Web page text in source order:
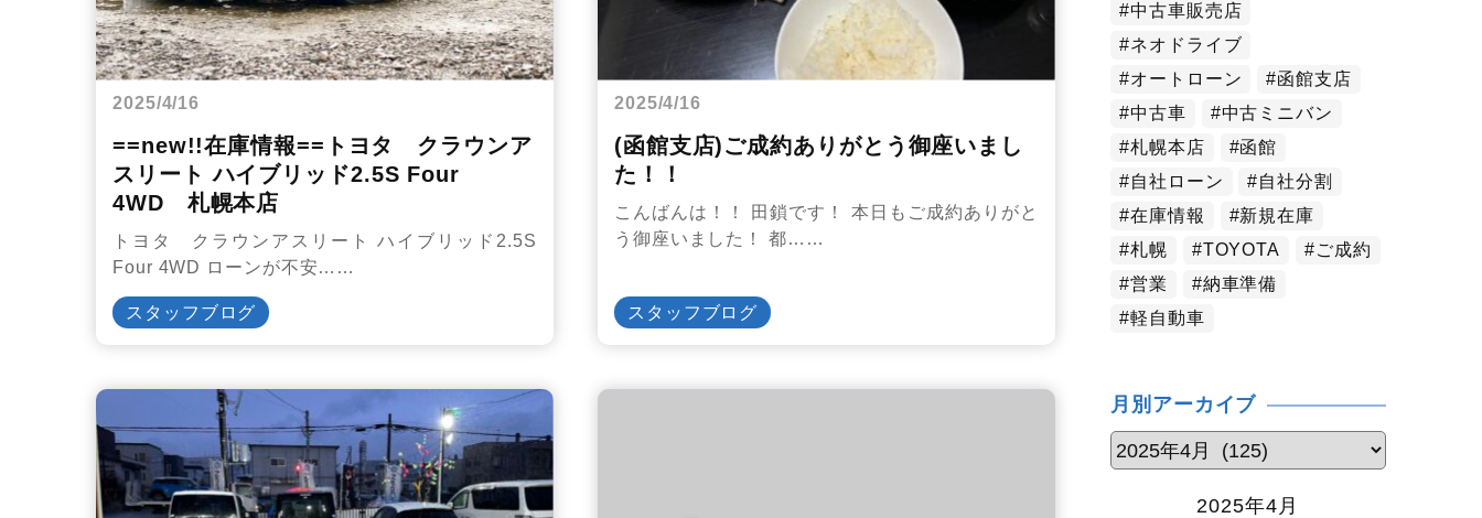
2025/4/16
==new!!在庫情報==トヨタ クラウンア
スリート ハイブリッド2.5S Four
4WD 札幌本店
トヨタ クラウンアスリート ハイブリッド2.5S
Four 4WD ローンが不安……
スタッフブログ
2025/4/16
(函館支店)ご成約ありがとう御座いまし
た！！
こんばんは！！ 田鎖です！ 本日もご成約ありがと
う御座いました！ 都……
スタッフブログ
中古車販売店
ネオドライブ
オートローン
函館支店
中古車
中古ミニバン
札幌本店
函館
自社ローン
自社分割
在庫情報
新規在庫
札幌
TOYOTA
ご成約
営業
納車準備
軽自動車
月別アーカイブ
2025年4月